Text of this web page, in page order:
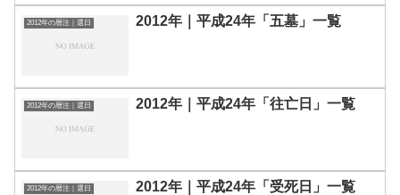
2012年の暦注｜選日 2012年｜平成24年「五墓」一覧
2012年の暦注｜選日 2012年｜平成24年「往亡日」一覧
2012年の暦注｜選日 2012年｜平成24年「受死日」一覧